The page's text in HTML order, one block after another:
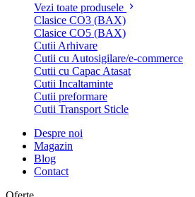
Vezi toate produsele
Clasice CO3 (BAX)
Clasice CO5 (BAX)
Cutii Arhivare
Cutii cu Autosigilare/e-commerce
Cutii cu Capac Atasat
Cutii Incaltaminte
Cutii preformare
Cutii Transport Sticle
Despre noi
Magazin
Blog
Contact